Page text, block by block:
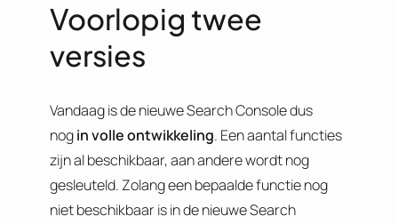
Voorlopig twee
versies
Vandaag is de nieuwe Search Console dus
nogin volle ontwikkeling. Een aantal functies
zijn al beschikbaar, aan andere wordt nog
gesleuteld. Zolang een bepaalde functie nog
niet beschikbaar is in de nieuwe Search